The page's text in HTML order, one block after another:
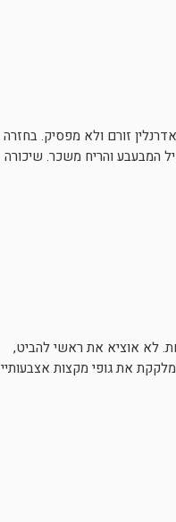
זורם ולא מפסיק. בחזרה
המבעבע והריח משכר. שיכורה
לא אוציא את ראשי להביט,
את גופי מקצות אצבעותיי